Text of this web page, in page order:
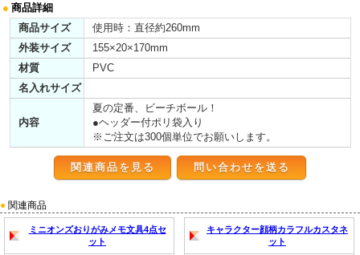
● 商品詳細
商品サイズ
使用時：直径約260mm
外装サイズ
155×20×170mm
材質
PVC
名入れサイズ
内容
夏の定番、ビーチボール！
●ヘッダー付ポリ袋入り
※ご注文は300個単位でお願いします。
関連商品を見る
● 関連商品
ミニオンズおりがみメモ文具4点セ
ット
キャラクター顔柄カラフルカスタネ
ット